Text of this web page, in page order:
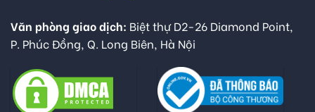
Văn phòng giao dịch: Biệt thự D2-26 Diamond Point,
P. Phúc Đồng, Q. Long Biên, Hà Nội